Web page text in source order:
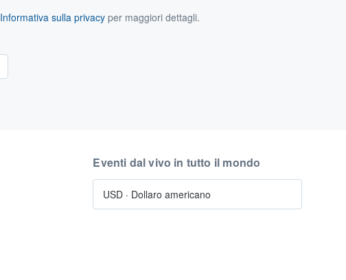
Informativa sulla privacyper maggiori dettagli.
Eventi dal vivo in tutto il mondo
USD · Dollaro americano